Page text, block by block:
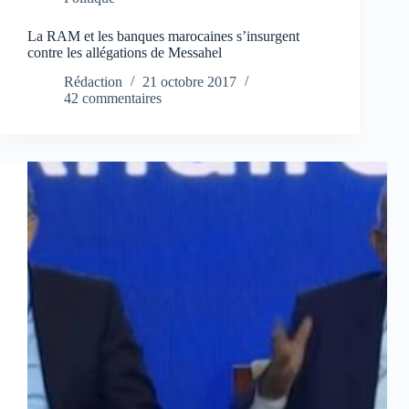
La RAM et les banques marocaines s’insurgent
contre les allégations de Messahel
Rédaction
21 octobre 2017
42 commentaires